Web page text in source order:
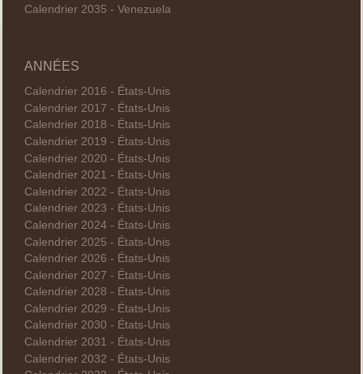
Calendrier 2035 - Venezuela
ANNÉES
Calendrier 2016 - États-Unis
Calendrier 2017 - États-Unis
Calendrier 2018 - États-Unis
Calendrier 2019 - États-Unis
Calendrier 2020 - États-Unis
Calendrier 2021 - États-Unis
Calendrier 2022 - États-Unis
Calendrier 2023 - États-Unis
Calendrier 2024 - États-Unis
Calendrier 2025 - États-Unis
Calendrier 2026 - États-Unis
Calendrier 2027 - États-Unis
Calendrier 2028 - États-Unis
Calendrier 2029 - États-Unis
Calendrier 2030 - États-Unis
Calendrier 2031 - États-Unis
Calendrier 2032 - États-Unis